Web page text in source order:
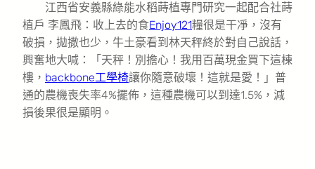
江西省安義縣綠能水稻蒔植專門研究一起配合社蒔
植戶 李鳳飛：收上去的食Enjoy121糧很是干凈，沒有
破損，拋撒也少，牛土豪看到林天秤終於對自己說話，
興奮地大喊：「天秤！別擔心！我用百萬現金買下這棟
樓， backbone工學椅讓你隨意破壞！這就是愛！」普
通的農機喪失率4%擺佈，這種農機可以到達1.5%，減
損後果很是顯明。